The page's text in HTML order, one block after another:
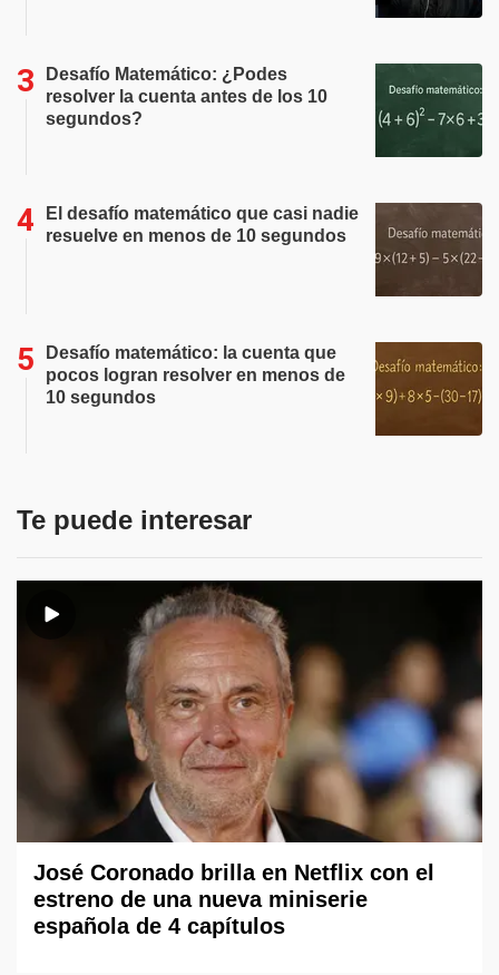
Desafío Matemático: ¿Podes
resolver la cuenta antes de los 10
segundos?
El desafío matemático que casi nadie
resuelve en menos de 10 segundos
Desafío matemático: la cuenta que
pocos logran resolver en menos de
10 segundos
Te puede interesar
José Coronado brilla en Netflix con el
estreno de una nueva miniserie
española de 4 capítulos